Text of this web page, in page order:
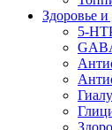
Здоровье и
5-